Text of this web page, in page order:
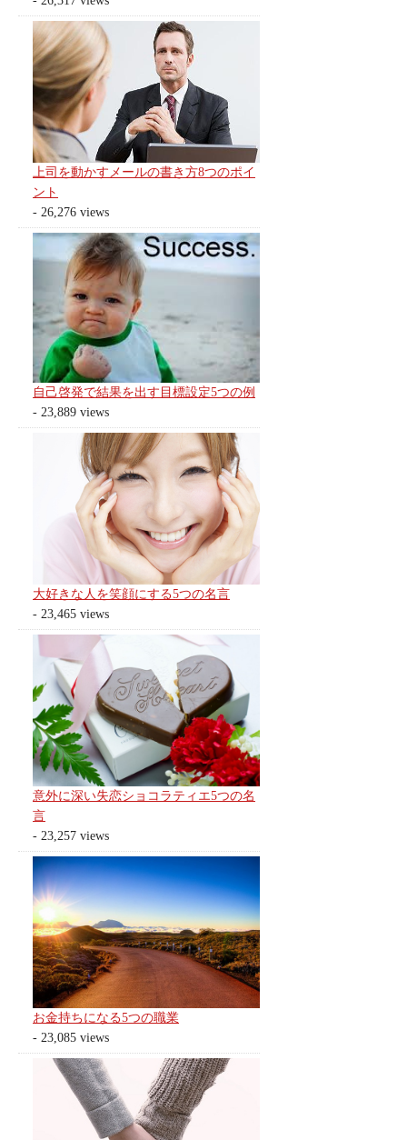
上司を動かすメールの書き方8つのポイ
ント
- 26,276 views
自己啓発で結果を出す目標設定5つの例
- 23,889 views
大好きな人を笑顔にする5つの名言
- 23,465 views
意外に深い失恋ショコラティエ5つの名
言
- 23,257 views
お金持ちになる5つの職業
- 23,085 views